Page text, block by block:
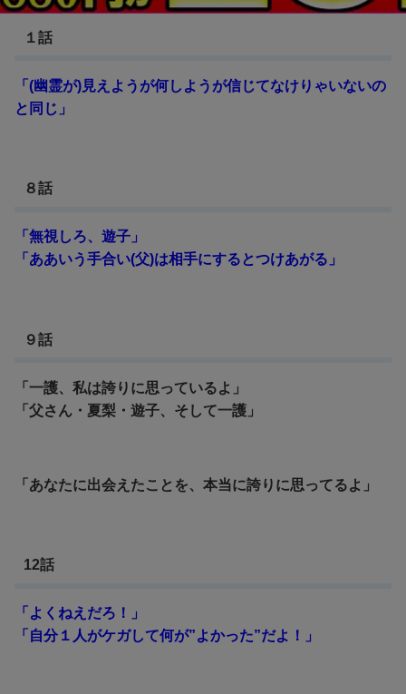
１話
「(幽霊が)見えようが何しようが信じてなけりゃいないの
と同じ」
８話
「無視しろ、遊子」
「ああいう手合い(父)は相手にするとつけあがる」
９話
「一護、私は誇りに思っているよ」
「父さん・夏梨・遊子、そして一護」
「あなたに出会えたことを、本当に誇りに思ってるよ」
12話
「よくねえだろ！」
「自分１人がケガして何が”よかった”だよ！」